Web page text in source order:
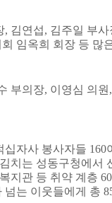
, 김연섭, 김주일 부
임옥희 회장 등 많
부의장, 이영심 의원 ,
십자사 봉사자들 160
치는 성동구청에서
지관 등 취약 계층
넘는 이웃들에게 총